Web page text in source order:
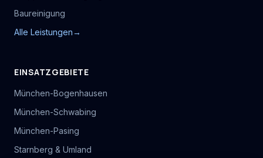
Baureinigung
Alle Leistungen→
EINSATZGEBIETE
München-Bogenhausen
München-Schwabing
München-Pasing
Starnberg & Umland